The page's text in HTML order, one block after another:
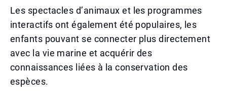
Les spectacles d’animaux et les programmes
interactifs ont également été populaires, les
enfants pouvant se connecter plus directement
avec la vie marine et acquérir des
connaissances liées à la conservation des
espèces.